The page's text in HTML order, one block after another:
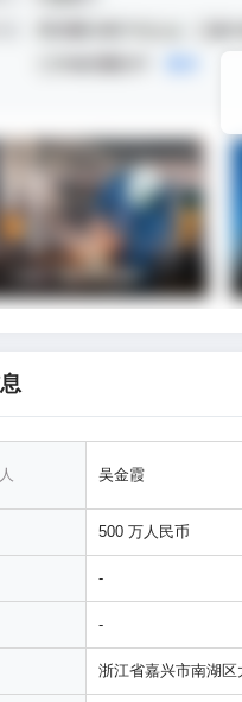
吴金霞
500 万人民币
-
-
浙江省嘉兴市南湖